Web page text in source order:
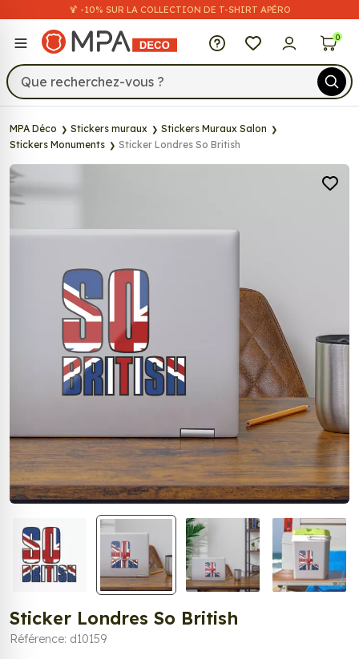
🍹 -10% SUR LA COLLECTION DE T-SHIRT APÉRO
MPA Déco 0
MPA Déco Stickers muraux
Stickers Muraux Salon
Stickers Monuments
Sticker Londres So British
Sticker Londres So British
Référence: d10159